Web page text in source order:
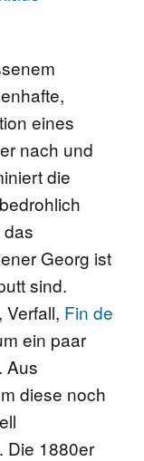
eines
nach und
die
Georg ist
sind.
Fin de
ein paar
Aus
diese noch
Die 1880er